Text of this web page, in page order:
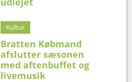
Kultur
Bratten Købmand
afslutter sæsonen
med aftenbuffet og
livemusik